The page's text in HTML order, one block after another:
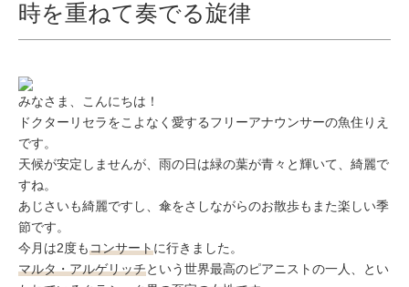
こだわりの製品
でキレイに
SERIES#02 水へ
のこだわり
SERIES#03 無
添加化粧品につ
いて
エステサロンで
いるサロンを探
す
リフティング認
は？
読んで、聴いてキ
レイに
ャルコンテンツ
お悩みから記事
ニキビ 日焼け 首
のしわ 敏感肌 た
ミューズへの伝
言
時を重ねて奏でる旋律
みなさま、こんにちは！
ドクターリセラをこよなく愛するフリーアナウンサーの魚住りえ
です。
天候が安定しませんが、雨の日は緑の葉が青々と輝いて、綺麗で
すね。
あじさいも綺麗ですし、傘をさしながらのお散歩もまた楽しい季
節です。
今月は2度もコンサートに行きました。
マルタ・アルゲリッチという世界最高のピアニストの一人、とい